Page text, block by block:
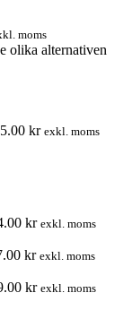
moms
olika alternativen
kr exkl. moms
kr exkl. moms
kr exkl. moms
kr exkl. moms